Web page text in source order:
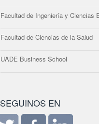
Facultad de Ingeniería y Ciencias
Facultad de Ciencias de la Salud
UADE Business School
SEGUINOS EN